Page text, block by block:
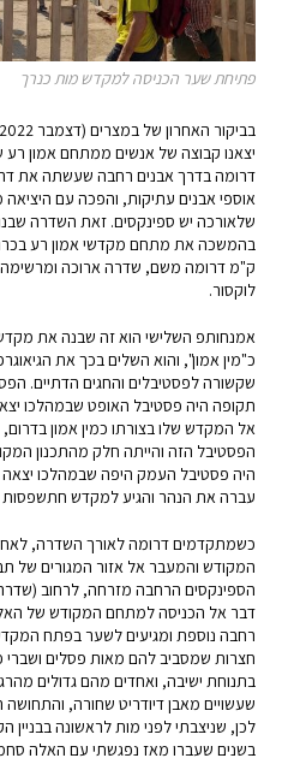
פתיחת שער הכניסה למקדש מות כנרך
יצאנו קבוצה של אנשים ממתחם אמון רע
דרומה בדרך אבנים רחבה שעשתה את דרכה
אוספי אבנים עתיקות, והפכה עם
שלאורכה יש ספינקסים. זאת השדרה
ק"מ דרומה משם, שדרה ארוכה ומרשימה
לוקסור.
אמנחותפ השלישי הוא זה שבנה את מקדש
כ"מין אמון", והוא השלים בכך את
שקשורה לפסטיבלים והחגים הדתיים.
תקופה היה פסטיבל האופט שבמהלכו יצא
אל המקדש שלו בצורתו כמין אמון
הפסטיבל הזה והייתה חלק מהתכנון
היה פסטיבל העמק היפה שבמהלכו יצאה
עברה את הנהר והגיע למקדש חתשפסות
המקודש והמעבר אל אזור המגורים של
הספינקסים הרחבה מזרחה, לרחוב (שדרה)
דבר אל הכניסה למתחם המקודש של
רחבה נוספת ומגיעים לשער בפתח המקדש
חצרות שמסביב להם מאות פסלים ושברי
בתנוחת ישיבה, ואחדים מהם גדולים
שעשויים מאבן דיודריט שחורה, והתחושה
לכן, שניצבתי לפני מות לראשונה בבניין
בשנים שעברו מאז נפגשתי עם האלה סחמת